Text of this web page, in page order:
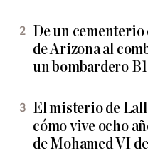
De un cementerio
de Arizona al
un bombardero B1
El misterio de
cómo vive ocho
de Mohamed VI